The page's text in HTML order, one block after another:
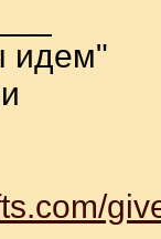
идем"